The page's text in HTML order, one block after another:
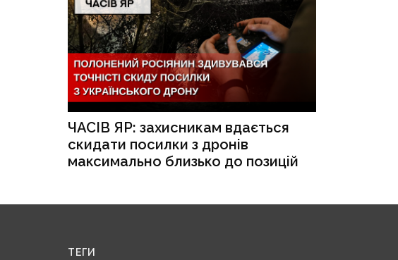
ЧАСІВ ЯР: захисникам вдається
скидати посилки з дронів
максимально близько до позицій
ТЕГИ